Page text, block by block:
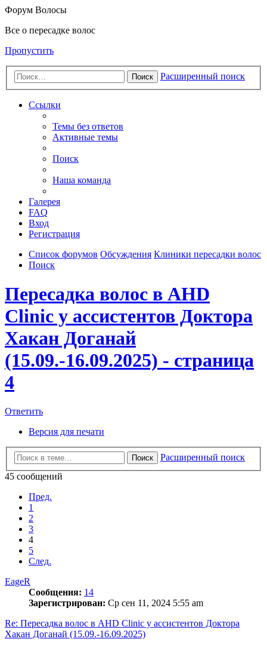
Форум Волосы
Все о пересадке волос
Пропустить
Поиск Расширенный поиск
Ссылки
Темы без ответов
Активные темы
Поиск
Наша команда
Галерея
FAQ
Вход
Регистрация
Список форумов Обсуждения Клиники пересадки волос
Поиск
Пересадка волос в AHD
Clinic у ассистентов Доктора
Хакан Доганай
(15.09.-16.09.2025) - страница
4
Ответить
Версия для печати
Поиск
Расширенный поиск
45 сообщений
Пред.
1
2
3
4
5
След.
EageR
Сообщения: 14
Зарегистрирован: Ср сен 11, 2024 5:55 am
Re: Пересадка волос в AHD Clinic у ассистентов Доктора
Хакан Доганай (15.09.-16.09.2025)